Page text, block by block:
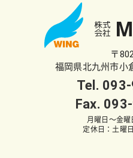
〒
福岡県北九州市小
Tel.
Fax.
月曜日～金
定休日：土曜